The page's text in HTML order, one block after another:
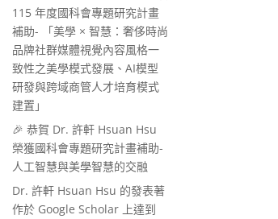
115 年度國科會專題研究計畫
補助- 「美學 × 智慧：奢侈時尚
品牌社群媒體視覺內容風格一
致性之美學模式發展、AI模型
研發與跨域商管人才培育模式
建置」
🎉 恭賀 Dr. 許軒 Hsuan Hsu
榮獲國科會專題研究計畫補助-
人工智慧與美學智慧的交融
Dr. 許軒 Hsuan Hsu 的發表著
作於 Google Scholar 上達到